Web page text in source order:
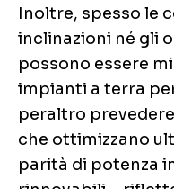
Inoltre, spesso le
inclinazioni né gli
possono essere
impianti a terra
peraltro
che ottimizzano
parità di potenza